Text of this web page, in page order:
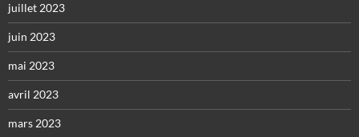
juillet 2023
juin 2023
mai 2023
avril 2023
mars 2023